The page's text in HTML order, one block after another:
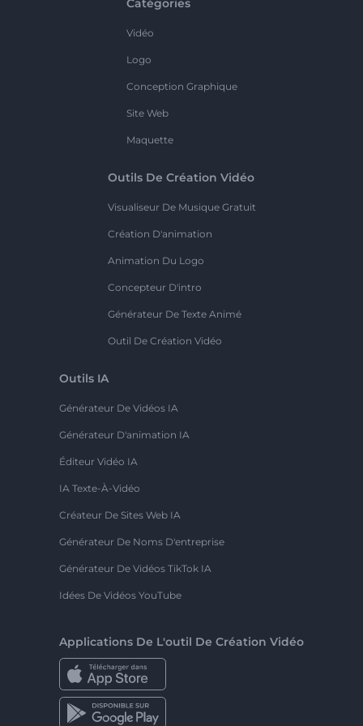
Catégories
Vidéo
Logo
Conception Graphique
Site Web
Maquette
Outils De Création Vidéo
Visualiseur De Musique Gratuit
Création D'animation
Animation Du Logo
Concepteur D'intro
Générateur De Texte Animé
Outil De Création Vidéo
Outils IA
Générateur De Vidéos IA
Générateur D'animation IA
Éditeur Vidéo IA
IA Texte-À-Vidéo
Créateur De Sites Web IA
Générateur De Noms D'entreprise
Générateur De Vidéos TikTok IA
Idées De Vidéos YouTube
Applications De L'outil De Création Vidéo